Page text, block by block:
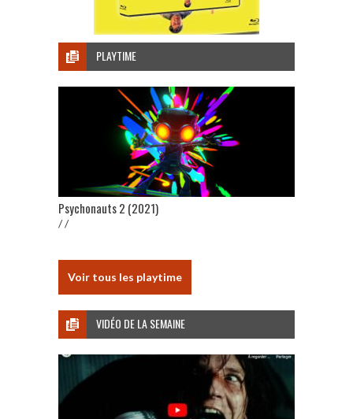
PLAYTIME
Psychonauts 2 (2021)
/ /
Voir tous les playtime
VIDÉO DE LA SEMAINE